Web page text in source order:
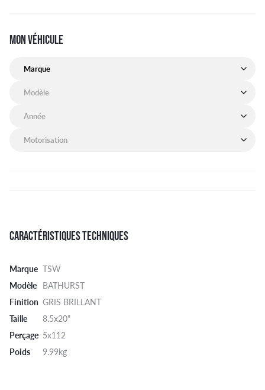
MON VÉHICULE
CARACTÉRISTIQUES TECHNIQUES
Marque TSW
Modèle BATHURST
Finition GRIS BRILLANT
Taille
8.5x20"
Perçage 5x112
Poids
9.99kg